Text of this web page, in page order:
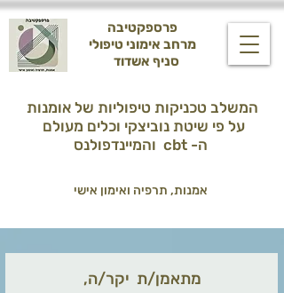
פרספקטיבה
מרחב אימוני טיפולי
סניף אשדוד
על פי שיטת נוביצקי וכלים מעולם
,מתאמן/ת יקר/ה